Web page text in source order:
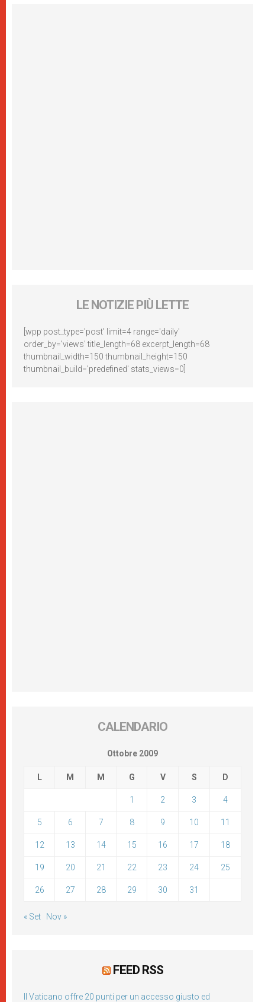
LE NOTIZIE PIÙ LETTE
[wpp post_type='post' limit=4 range='daily'
order_by='views' title_length=68 excerpt_length=68
thumbnail_width=150 thumbnail_height=150
thumbnail_build='predefined' stats_views=0]
CALENDARIO
Ottobre 2009
L M M G V S D
1 2 3 4
5 6 7 8 9 10 11
12 13 14 15 16 17 18
19 20 21 22 23 24 25
26 27 28 29 30 31
« Set Nov »
FEED RSS
Il Vaticano offre 20 punti per un accesso giusto ed